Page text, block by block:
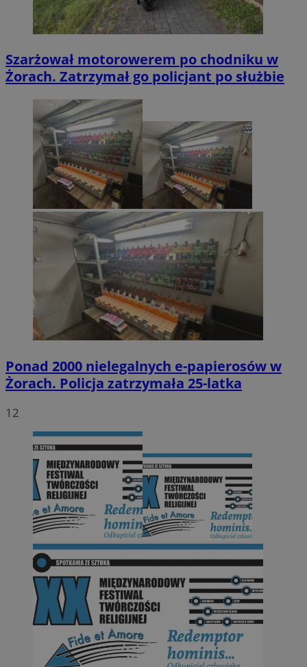
Szarżował motorowerem po chodniku w
Żorach. Zatrzymał go policjant po służbie
Ponad 2000 nielegalnych e-papierosów w
Żorach. Policja zatrzymała 25-latka
12